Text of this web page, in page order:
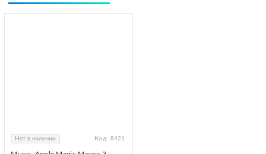
Нет в наличии Код: 8421